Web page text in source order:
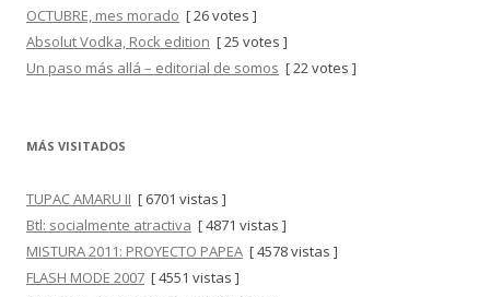
OCTUBRE, mes morado [ 26 votes ]
Absolut Vodka, Rock edition [ 25 votes ]
Un paso más allá – editorial de somos [ 22 votes ]
MÁS VISITADOS
TUPAC AMARU II [ 6701 vistas ]
Btl: socialmente atractiva [ 4871 vistas ]
MISTURA 2011: PROYECTO PAPEA [ 4578 vistas ]
FLASH MODE 2007 [ 4551 vistas ]